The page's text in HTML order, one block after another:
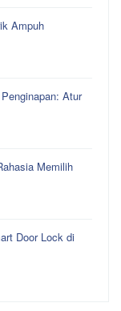
Ampuh
Atur
Memilih
Door Lock di